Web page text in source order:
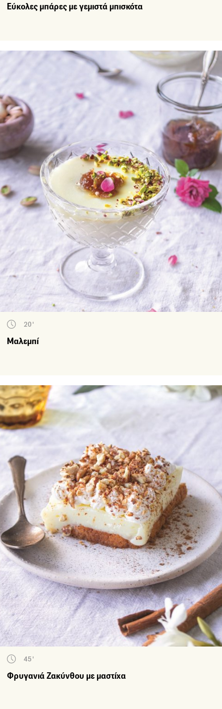
Εύκολες μπάρες με γεμιστά μπισκότα
20'
Μαλεμπί
45'
Φρυγανιά Ζακύνθου με μαστίχα